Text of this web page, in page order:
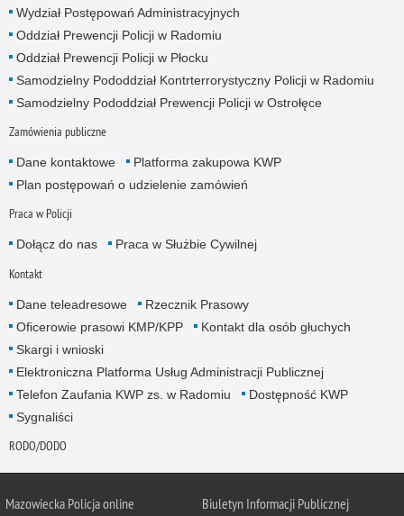
Wydział Postępowań Administracyjnych
Oddział Prewencji Policji w Radomiu
Oddział Prewencji Policji w Płocku
Samodzielny Pododdział Kontrterrorystyczny Policji w Radomiu
Samodzielny Pododdział Prewencji Policji w Ostrołęce
Zamówienia publiczne
Dane kontaktowe
Platforma zakupowa KWP
Plan postępowań o udzielenie zamówień
Praca w Policji
Dołącz do nas Praca w Służbie Cywilnej
Kontakt
Dane teleadresowe
Rzecznik Prasowy
Oficerowie prasowi KMP/KPP
Kontakt dla osób głuchych
Skargi i wnioski
Elektroniczna Platforma Usług Administracji Publicznej
Telefon Zaufania KWP zs. w Radomiu
Dostępność KWP
Sygnaliści
RODO/DODO
Mazowiecka Policja online Biuletyn Informacji Publicznej